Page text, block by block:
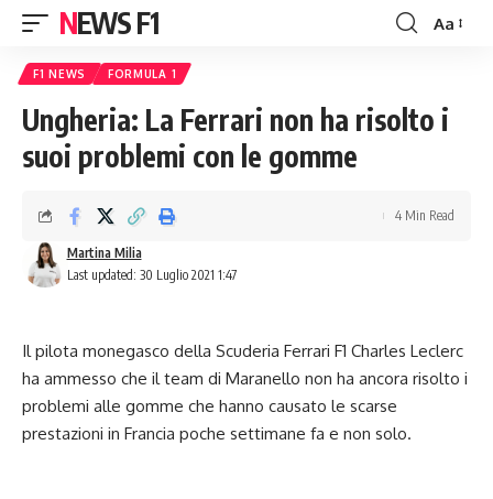
NEWS F1
Font
Aa
F1 NEWS FORMULA 1
Ungheria: La Ferrari non ha risolto i
suoi problemi con le gomme
Last updated: 30 Luglio 2021 1:47
Martina Milia
4 Min Read
Il pilota monegasco della Scuderia Ferrari F1 Charles Leclerc
ha ammesso che il team di Maranello non ha ancora risolto i
problemi alle gomme che hanno causato le scarse
prestazioni in Francia poche settimane fa e non solo.